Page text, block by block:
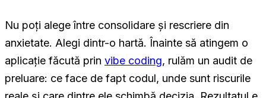
Nu poți alege între consolidare și rescriere din
anxietate. Alegi dintr-o hartă. Înainte să atingem o
aplicație făcută prin vibe coding, rulăm un audit de
preluare: ce face de fapt codul, unde sunt riscurile